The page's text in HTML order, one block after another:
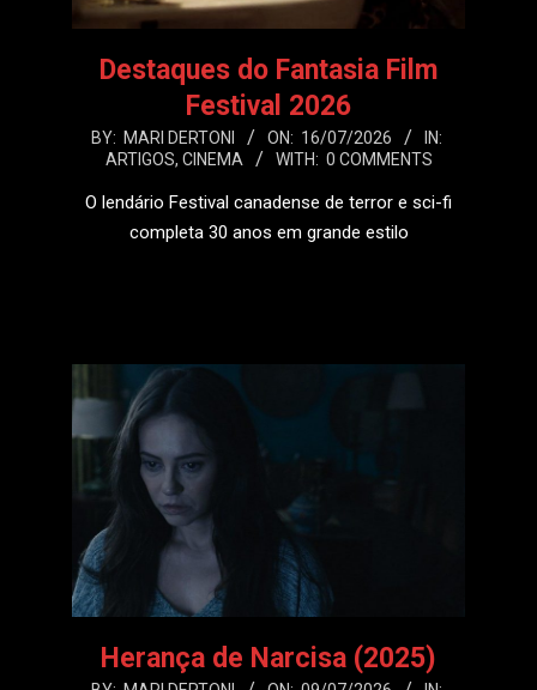
Destaques do Fantasia Film
Festival 2026
2026-
16
BY: MARI DERTONI ON: 16/07/2026
IN:
ARTIGOS, CINEMA WITH: 0 COMMENTS
O lendário Festival canadense de terror e sci-fi
completa 30 anos em grande estilo
Herança de Narcisa (2025)